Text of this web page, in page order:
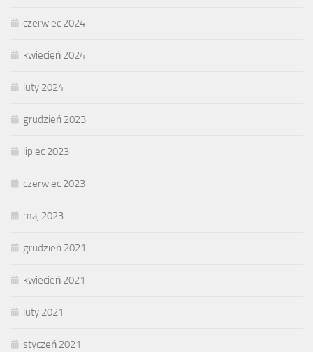
czerwiec 2024
kwiecień 2024
luty 2024
grudzień 2023
lipiec 2023
czerwiec 2023
maj 2023
grudzień 2021
kwiecień 2021
luty 2021
styczeń 2021